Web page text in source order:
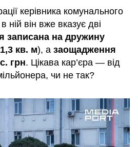
керівника комунального
ній він вже вказує дві
записана на дружину
кв. м), а заощадження
грн. Цікава кар’єра — від
чи не так?